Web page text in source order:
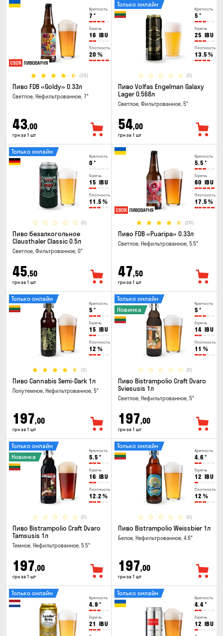
Крепость
7 °
Горечь
16 IBU
Плотность
20 %
(30)
Пиво FDB «Goldy» 0.33л
Светлое, Нефильтрованное, 7°
43,00
грн за 1 шт
Крепость
5 °
Горечь
25 IBU
Плотность
13.5 %
(0)
Только онлайн
Пиво Volfas Engelman Galaxy
Lager 0.568л
Светлое, Фильтрованное, 5°
54,00
грн за 1 шт
Крепость
0 °
Горечь
15 IBU
Плотность
11.5 %
(0)
Только онлайн
Пиво безалкогольное
Clausthaler Classic 0.5л
Светлое, Фильтрованное, 0°
45,50
грн за 1 шт
Крепость
5.5 °
Горечь
60 IBU
Плотность
17.5 %
(26)
Пиво FDB «Puaripa» 0.33л
Светлое, Нефильтрованное, 5.5°
47,50
грн за 1 шт
Крепость
5 °
Горечь
15 IBU
Плотность
12 %
(3)
Только онлайн
Пиво Cannabis Semi-Dark 1л
Полутемное, Нефильтрованное, 5°
197,00
грн за 1 шт
Крепость
5 °
Горечь
14 IBU
Плотность
11 %
(0)
Только онлайн
Новинка
Пиво Bistrampolio Craft Dvaro
Sviesusis 1л
Светлое, Нефильтрованное, 5°
197,00
грн за 1 шт
Крепость
5.5 °
Горечь
16 IBU
Плотность
12.2 %
(0)
Только онлайн
Новинка
Пиво Bistrampolio Craft Dvaro
Tamsusis 1л
Темное, Нефильтрованное, 5.5°
197,00
грн за 1 шт
Крепость
4.6 °
Горечь
12 IBU
Плотность
12 %
(0)
Только онлайн
Пиво Bistrampolio Weissbier 1л
Белое, Нефильтрованное, 4.6°
197,00
грн за 1 шт
Крепость
4.9 °
Горечь
21 IBU
Только онлайн
Крепость
4.4°
Горечь
12 IBU
Только онлайн